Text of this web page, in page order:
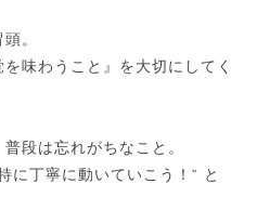
。
味わうこと』を大切にしてく
段は忘れがちなこと。
に丁寧に動いていこう！” と